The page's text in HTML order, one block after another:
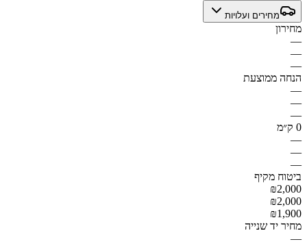
מחירים ועלויות
מחירון
—
—
—
הנחה ממוצעת
—
—
—
0 ק״מ
—
—
—
ביטוח מקיף
₪2,000
₪2,000
₪1,900
מחיר יד שנייה
—